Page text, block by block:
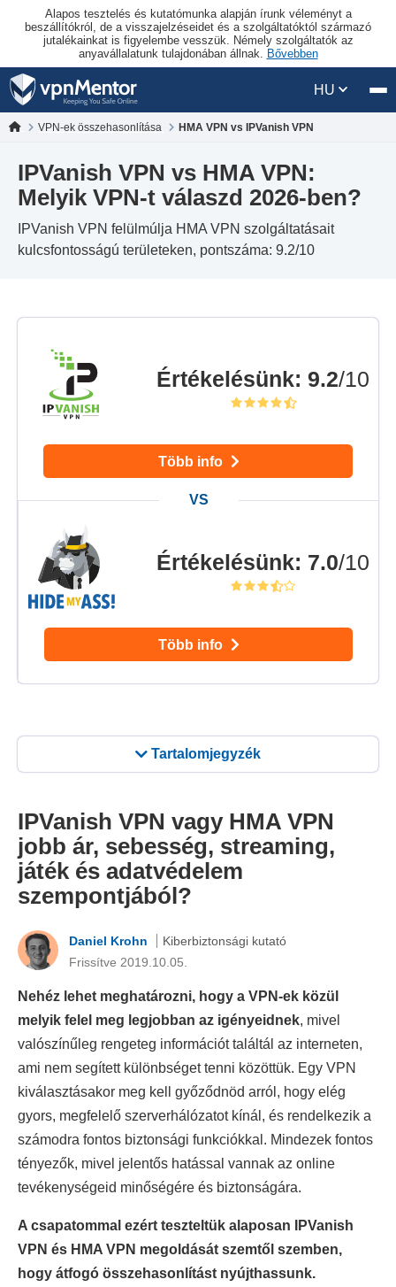
Alapos tesztelés és kutatómunka alapján írunk véleményt a
beszállítókról, de a visszajelzéseidet és a szolgáltatóktól származó
jutalékainkat is figyelembe vesszük. Némely szolgáltatók az
anyavállalatunk tulajdonában állnak. Bővebben
HU
VPN-ek összehasonlítása HMA VPN vs IPVanish VPN
IPVanish VPN vs HMA VPN:
Melyik VPN-t válaszd 2026-ben?
IPVanish VPN felülmúlja HMA VPN szolgáltatásait
kulcsfontosságú területeken, pontszáma: 9.2/10
Tartalomjegyzék
Értékelésünk: 9.2/10
Több info
Értékelésünk: 7.0/10
Több info
IPVanish VPN vagy HMA VPN
jobb ár, sebesség, streaming,
játék és adatvédelem
szempontjából?
Daniel Krohn
Kiberbiztonsági kutató
Frissítve 2019.10.05.
Nehéz lehet meghatározni, hogy a VPN-ek közül
melyik felel meg legjobban az igényeidnek, mivel
valószínűleg rengeteg információt találtál az interneten,
ami nem segített különbséget tenni közöttük. Egy VPN
kiválasztásakor meg kell győződnöd arról, hogy elég
gyors, megfelelő szerverhálózatot kínál, és rendelkezik a
számodra fontos biztonsági funkciókkal. Mindezek fontos
tényezők, mivel jelentős hatással vannak az online
tevékenységeid minőségére és biztonságára.
A csapatommal ezért teszteltük alaposan IPVanish
VPN és HMA VPN megoldását szemtől szemben,
hogy átfogó összehasonlítást nyújthassunk.